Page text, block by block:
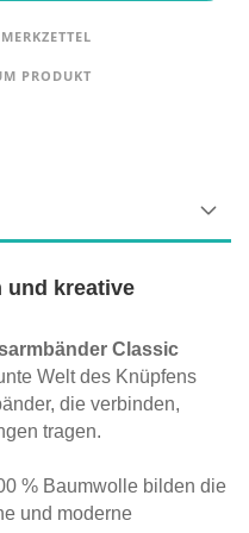
PRODUKT
und kreative
Classic
Welt des Knüpfens
die verbinden,
tragen.
% Baumwolle bilden die
und moderne